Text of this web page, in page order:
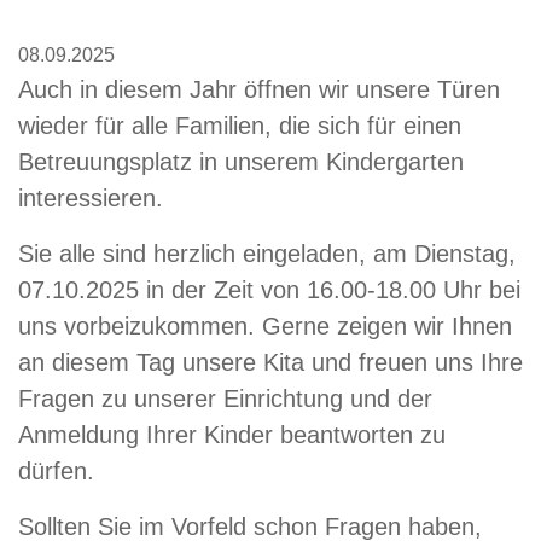
08.09.2025
Auch in diesem Jahr öffnen wir unsere Türen
wieder für alle Familien, die sich für einen
Betreuungsplatz in unserem Kindergarten
interessieren.
Sie alle sind herzlich eingeladen, am Dienstag,
07.10.2025 in der Zeit von 16.00-18.00 Uhr bei
uns vorbeizukommen. Gerne zeigen wir Ihnen
an diesem Tag unsere Kita und freuen uns Ihre
Fragen zu unserer Einrichtung und der
Anmeldung Ihrer Kinder beantworten zu
dürfen.
Sollten Sie im Vorfeld schon Fragen haben,